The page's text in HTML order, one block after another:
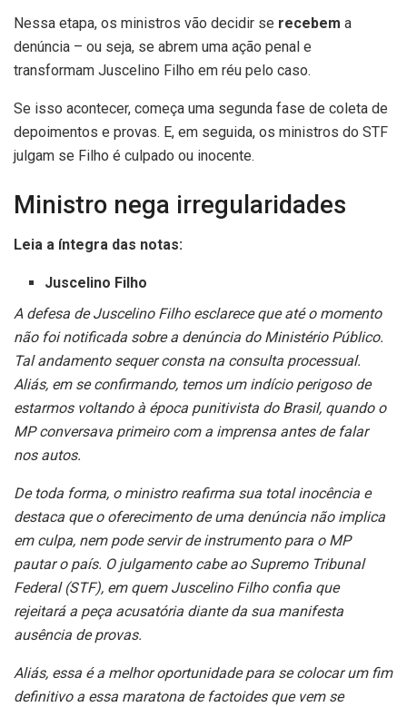
Nessa etapa, os ministros vão decidir se recebem a
denúncia – ou seja, se abrem uma ação penal e
transformam Juscelino Filho em réu pelo caso.
Se isso acontecer, começa uma segunda fase de coleta de
depoimentos e provas. E, em seguida, os ministros do STF
julgam se Filho é culpado ou inocente.
Ministro nega irregularidades
Leia a íntegra das notas:
Juscelino Filho
A defesa de Juscelino Filho esclarece que até o momento
não foi notificada sobre a denúncia do Ministério Público.
Tal andamento sequer consta na consulta processual.
Aliás, em se confirmando, temos um indício perigoso de
estarmos voltando à época punitivista do Brasil, quando o
MP conversava primeiro com a imprensa antes de falar
nos autos.
De toda forma, o ministro reafirma sua total inocência e
destaca que o oferecimento de uma denúncia não implica
em culpa, nem pode servir de instrumento para o MP
pautar o país. O julgamento cabe ao Supremo Tribunal
Federal (STF), em quem Juscelino Filho confia que
rejeitará a peça acusatória diante da sua manifesta
ausência de provas.
Aliás, essa é a melhor oportunidade para se colocar um fim
definitivo a essa maratona de factoides que vem se